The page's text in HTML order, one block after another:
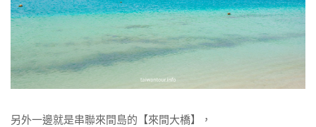
另外一邊就是串聯來間島的【來間大橋】，